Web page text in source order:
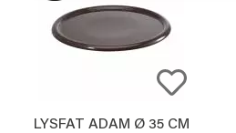
LYSFAT ADAM Ø 35 CM